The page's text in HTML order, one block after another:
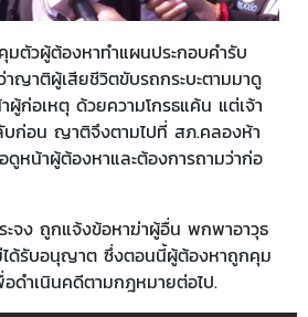
มตัวผู้ต้องหาทำแผนประกอบคำรับ
ญาติผู้เสียชีวิตขับรถกระบะตามมาดู
ก่อเหตุ ด้วยความโกรธแค้น แต่เจ้า
ก่อน ญาติจึงตามไปที่ สภ.คลองห้า
หน้าผู้ต้องหาและต้องการถามว่าก่อ
จง ถูกแจ้งข้อหาฆ่าผู้อื่น พกพาอาวุธ
ได้รับอนุญาต ซึ่งตอนนี้ผู้ต้องหาถูกคุม
ดำเนินคดีตามกฎหมายต่อไป.